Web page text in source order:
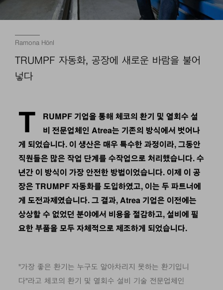
Ramona Hönl
TRUMPF 자동화, 공장에 새로운 바람을 불어
넣다
T
RUMPF 기업을 통해 체코의 환기 및 열회수 설
비 전문업체인 Atrea는 기존의 방식에서 벗어나
게 되었습니다. 이 생산은 매우 특수한 과정이라, 그동안
직원들은 많은 작업 단계를 수작업으로 처리했습니다. 수
년간 이 방식이 가장 안전한 방법이었습니다. 이제 이 공
장은 TRUMPF 자동화를 도입하였고, 이는 두 파트너에
게 도전과제였습니다. 그 결과, Atrea 기업은 이전에는
상상할 수 없었던 분야에서 비용을 절감하고, 설비에 필
요한 부품을 모두 자체적으로 제조하게 되었습니다.
"가장 좋은 환기는 누구도 알아차리지 못하는 환기입니
다"라고 체코의 환기 및 열회수 설비 기술 전문업체인